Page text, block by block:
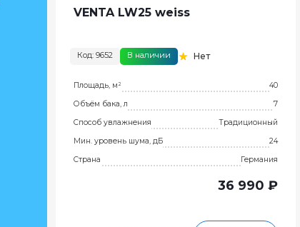
VENTA LW25 weiss
Код: 9652 В наличии Нет
Площадь, м²
40
Объём бака, л
7
Способ увлажнения
Традиционный
Мин. уровень шума, дБ
24
Страна
Германия
36 990 ₽